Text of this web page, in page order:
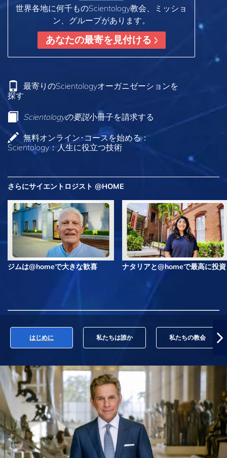
世界各地に何千ものScientology教会、ミッショ
ン、グループがあります。
あなたの最寄を見付ける
最寄りのScientologyオーガニゼーションを
探す
Scientologyの要説小冊子を請求する
無料オンライン･コースを始める：
Scientology：人生に役立つ技術
さらにサイエントロジスト @HOME
ジムは@homeで大きな歓喜 ナタリアと@homeで最高に投資
はじめに 私たちは誰か 私たちの教会